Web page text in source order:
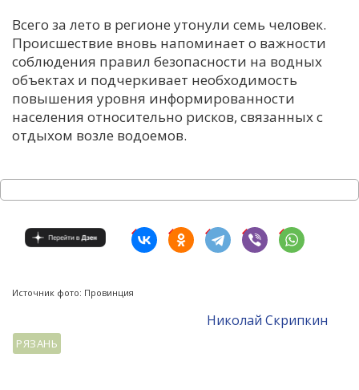
Всего за лето в регионе утонули семь человек.
Происшествие вновь напоминает о важности
соблюдения правил безопасности на водных
объектах и подчеркивает необходимость
повышения уровня информированности
населения относительно рисков, связанных с
отдыхом возле водоемов.
Источник фото: Провинция
Николай Скрипкин
РЯЗАНЬ